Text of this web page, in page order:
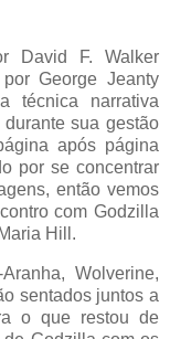
David F. Walker
George Jeanty
técnica narrativa
sua gestão
após página
por se concentrar
então vemos
com Godzilla
Hill.
Wolverine,
sentados juntos a
o que restou de